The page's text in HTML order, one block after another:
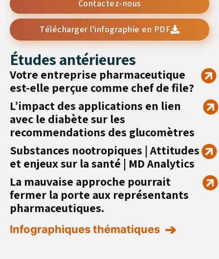
Contactez-nous
Télécharger l'infographie en PDF
Études antérieures
Votre entreprise pharmaceutique
est-elle perçue comme chef de file?
L’impact des applications en lien
avec le diabète sur les
recommendations des glucomètres
Substances nootropiques | Attitudes
et enjeux sur la santé | MD Analytics
La mauvaise approche pourrait
fermer la porte aux représentants
pharmaceutiques.
Infographiques thématiques